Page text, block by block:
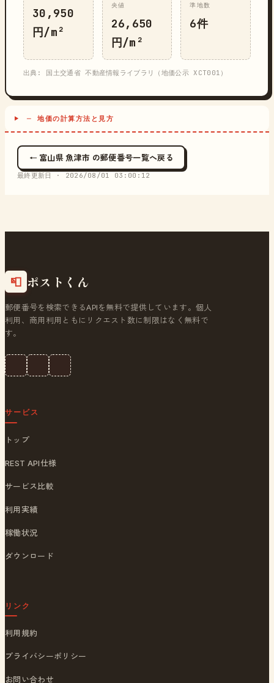
30,950
円/m²
央値
26,650
円/m²
準地数
6件
出典: 国土交通省 不動産情報ライブラリ（地価公示 XCT001）
─ 地価の計算方法と見方
← 富山県 魚津市 の郵便番号一覧へ戻る
最終更新日 · 2026/08/01 03:00:12
📮 ポストくん
郵便番号を検索できるAPIを無料で提供しています。個人
利用、商用利用ともにリクエスト数に制限はなく無料で
す。
サービス
トップ
REST API仕様
サービス比較
利用実績
稼働状況
ダウンロード
リンク
利用規約
プライバシーポリシー
お問い合わせ